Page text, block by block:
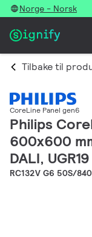
Norge - Norsk
Tilbake til
CoreLine Panel gen6
Philips
600x600
DALI, UGR19
RC132V G6 50S/